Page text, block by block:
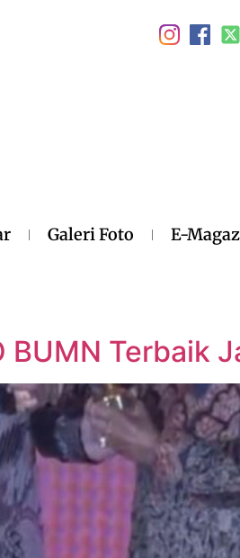
Galeri Foto E-
BUMN Terbaik